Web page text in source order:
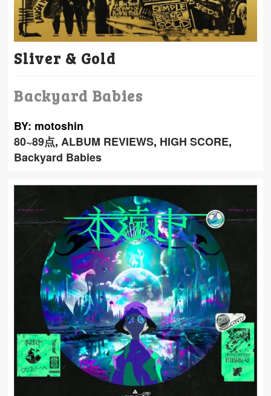
Sliver & Gold
Backyard Babies
BY: motoshin
80~89点,ALBUM REVIEWS, HIGH SCORE,
Backyard Babies